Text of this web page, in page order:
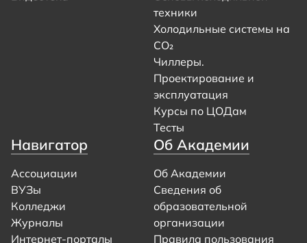
техники
Холодильные системы на
CO₂
Чиллеры.
Проектирование и
эксплуатация
Курсы по ЦОДам
Тесты
Навигатор
Ассоциации
ВУЗы
Колледжи
Журналы
Интернет-порталы
Об Академии
Об Академии
Сведения об
образовательной
организации
Правила пользования